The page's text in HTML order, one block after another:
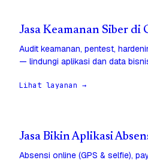
Jasa Keamanan Siber di
Audit keamanan, pentest,
— lindungi aplikasi dan data
Lihat layanan →
Jasa Bikin Aplikasi
Absensi online (GPS & selfie),